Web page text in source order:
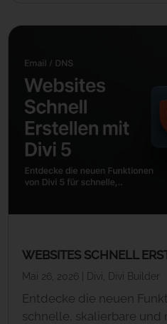
WEBSITES SCHNELL
Mai 26, 2026 Divi Divi Builder
Entdecke die neuen
schnelle, skalierbare und